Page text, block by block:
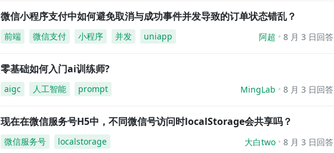
微信小程序支付中如何避免取消与成功事件并发导致的订单状态错乱？
前端 微信支付 小程序 并发 uniapp 阿超 8 月 3 日回答
零基础如何入门ai训练师?
aigc 人工智能 prompt MingLab 8 月 3 日回答
现在在微信服务号H5中，不同微信号访问时localStorage会共享吗？
微信服务号 localstorage 大白two 8 月 3 日回答